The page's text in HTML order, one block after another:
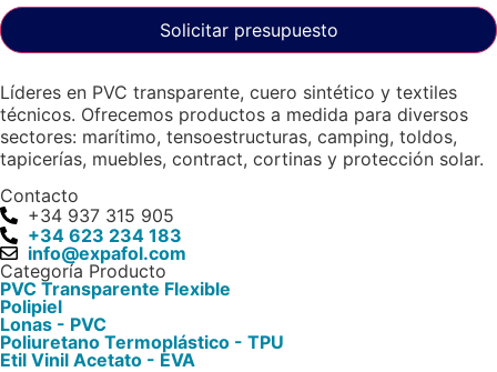
Solicitar presupuesto
Líderes en PVC transparente, cuero sintético y textiles
técnicos. Ofrecemos productos a medida para diversos
sectores: marítimo, tensoestructuras, camping, toldos,
tapicerías, muebles, contract, cortinas y protección solar.
Contacto
+34 937 315 905
+34 623 234 183
info@expafol.com
Categoría Producto
PVC Transparente Flexible​
Polipiel​
Lonas - PVC​
Poliuretano Termoplástico - TPU​
Etil Vinil Acetato - EVA​